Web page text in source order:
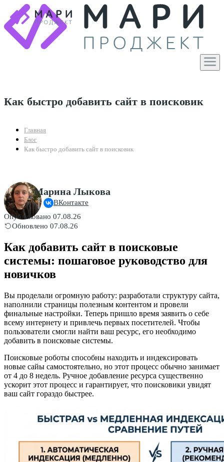
Как быстро добавить сайт в поисковик
Главная
Блог
Как быстро добавить сайт в поисковик
Марина Лыкова
ВКонтакте
Опубликовано 07.08.26
Обновлено 07.08.26
Как добавить сайт в поисковые
системы: пошаговое руководство для
новичков
Вы проделали огромную работу: разработали структуру сайта,
наполнили страницы полезным контентом и провели
финальные настройки. Теперь пришло время заявить о себе
всему интернету и привлечь первых посетителей. Чтобы
пользователи смогли найти ваш ресурс, его необходимо
добавить в поисковые системы.
Поисковые роботы способны находить и индексировать
новые сайы самостоятельно, но этот процесс обычно занимает
от 4 до 8 недель. Ручное добавление ресурса существенно
ускорит этот процесс и гарантирует, что поисковики увидят
ваш сайт гораздо быстрее.